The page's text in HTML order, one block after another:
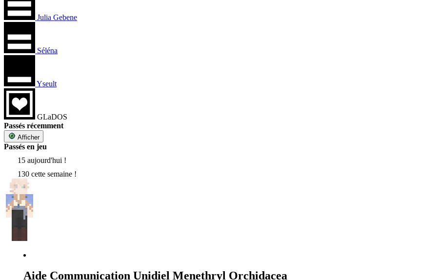
Julia Gebene
Séléna
Yseult
GLaDOS
Passés récemment
Afficher
Passés en jeu
15 aujourd'hui !
130 cette semaine !
Aide Communication Unidiel Menethryl Orchidacea